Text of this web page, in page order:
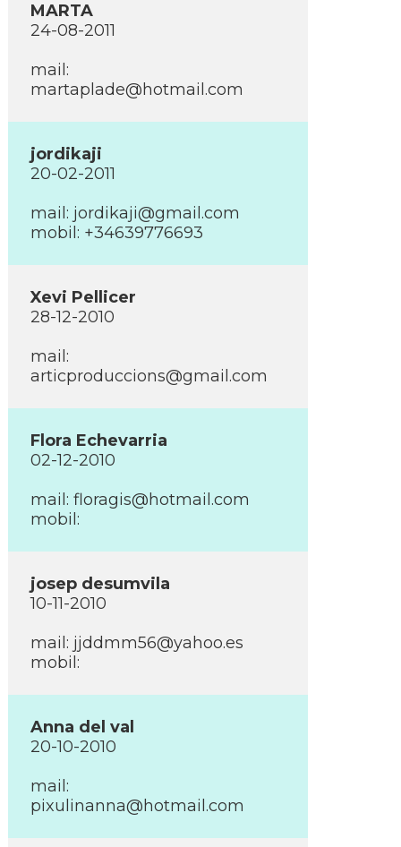
MARTA
24-08-2011
mail:
martaplade@hotmail.com
jordikaji
20-02-2011
mail: jordikaji@gmail.com
mobil: +34639776693
Xevi Pellicer
28-12-2010
mail:
articproduccions@gmail.com
Flora Echevarria
02-12-2010
mail: floragis@hotmail.com
mobil:
josep desumvila
10-11-2010
mail: jjddmm56@yahoo.es
mobil:
Anna del val
20-10-2010
mail:
pixulinanna@hotmail.com